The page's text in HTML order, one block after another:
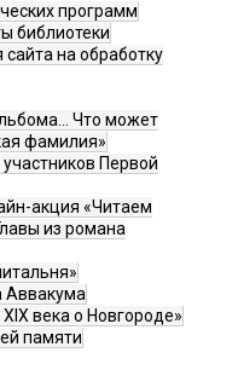
программ
библиотеки
на обработку
Что может
фамилия»
Первой
акция «Читаем
из романа
Аввакума
века о Новгороде»
памяти